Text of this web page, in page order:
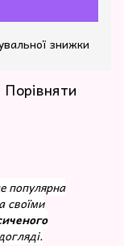
знижки
Порівняти
популярна
своїми